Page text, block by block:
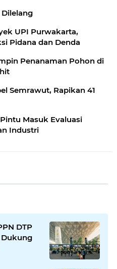
UPI Purwakarta,
Pidana dan Denda
Penanaman Pohon di
Semrawut, Rapikan 41
Masuk Evaluasi
Industri
DTP
Dukung